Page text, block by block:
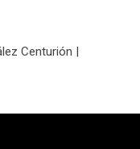
Centurión |